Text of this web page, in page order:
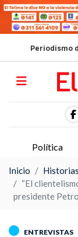
Periodismo
Política
Inicio Historias
“El
presidente Petro
ENTREVISTAS